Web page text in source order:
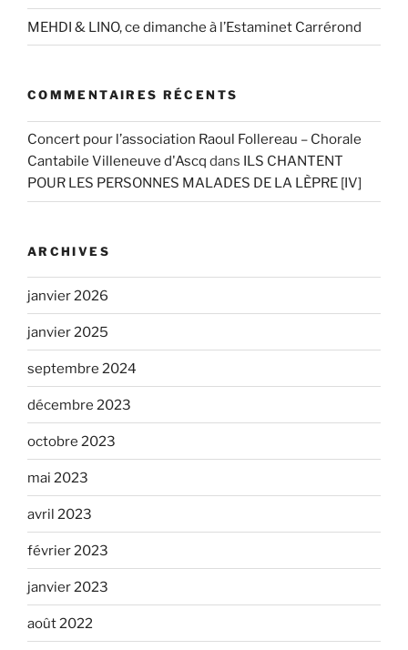
MEHDI & LINO, ce dimanche à l’Estaminet Carrérond
COMMENTAIRES RÉCENTS
Concert pour l’association Raoul Follereau – Chorale
Cantabile Villeneuve d'Ascq dans ILS CHANTENT
POUR LES PERSONNES MALADES DE LA LÈPRE [IV]
ARCHIVES
janvier 2026
janvier 2025
septembre 2024
décembre 2023
octobre 2023
mai 2023
avril 2023
février 2023
janvier 2023
août 2022